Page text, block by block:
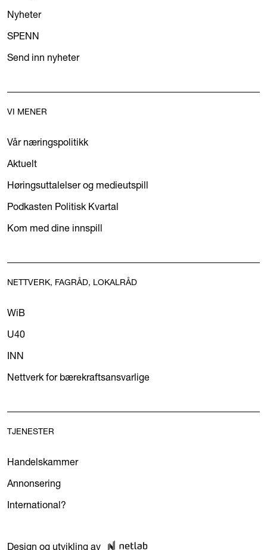
Nyheter
SPENN
Send inn nyheter
VI MENER
Vår næringspolitikk
Aktuelt
Høringsuttalelser og medieutspill
Podkasten Politisk Kvartal
Kom med dine innspill
NETTVERK, FAGRÅD, LOKALRÅD
WiB
U40
INN
Nettverk for bærekraftsansvarlige
TJENESTER
Handelskammer
Annonsering
International?
Design og utvikling av